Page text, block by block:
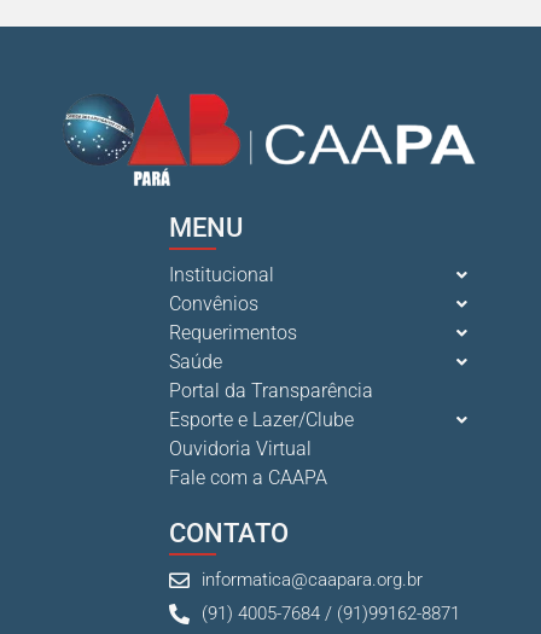
MENU
Institucional
Convênios
Requerimentos
Saúde
Portal da Transparência
Esporte e Lazer/Clube
Ouvidoria Virtual
Fale com a CAAPA
CONTATO
informatica@caapara.org.br
(91) 4005-7684 / (91)99162-8871